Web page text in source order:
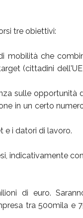
tre obiettivi:
mobilità che
(cittadini
sulle
in un certo
e i datori di lavoro.
indicativamente
di euro.
tra 500mila e